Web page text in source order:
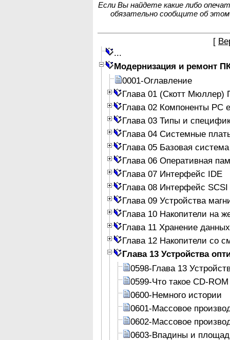
Если Вы найдете какие либо
обязательно сообщите об
[
Модернизация и ремонт
0001-Оглавление
Глава 01 (Скотт Мюллер)
Глава 02 Компоненты PC
Глава 03 Типы и
Глава 04 Системные
Глава 05 Базовая
Глава 06 Оперативная
Глава 07 Интерфейс IDE
Глава 08 Интерфейс SCSI
Глава 09 Устройства
Глава 10 Накопители на
Глава 11 Хранение
Глава 12 Накопители со
Глава 13 Устройства
0598-Глава 13
0599-Что такое CD-ROM
0600-Немного истории
0601-Массовое
0602-Массовое
0603-Впадины и